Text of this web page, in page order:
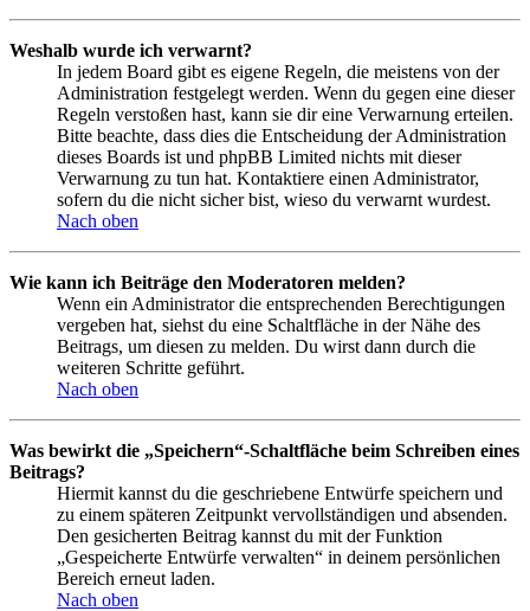
Weshalb wurde ich verwarnt?
In jedem Board gibt es eigene Regeln, die meistens von der
Administration festgelegt werden. Wenn du gegen eine dieser
Regeln verstoßen hast, kann sie dir eine Verwarnung erteilen.
Bitte beachte, dass dies die Entscheidung der Administration
dieses Boards ist und phpBB Limited nichts mit dieser
Verwarnung zu tun hat. Kontaktiere einen Administrator,
sofern du die nicht sicher bist, wieso du verwarnt wurdest.
Nach oben
Wie kann ich Beiträge den Moderatoren melden?
Wenn ein Administrator die entsprechenden Berechtigungen
vergeben hat, siehst du eine Schaltfläche in der Nähe des
Beitrags, um diesen zu melden. Du wirst dann durch die
weiteren Schritte geführt.
Nach oben
Was bewirkt die „Speichern“-Schaltfläche beim Schreiben eines
Beitrags?
Hiermit kannst du die geschriebene Entwürfe speichern und
zu einem späteren Zeitpunkt vervollständigen und absenden.
Den gesicherten Beitrag kannst du mit der Funktion
„Gespeicherte Entwürfe verwalten“ in deinem persönlichen
Bereich erneut laden.
Nach oben